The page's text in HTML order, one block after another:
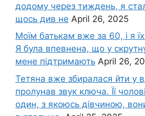
додому через тиждень, я
щось див не April 26, 2025
Моїм батькам вже за 60, і я
Я була впевнена, що у
мене підтримають April 26,
Тетяна вже збиралася йти у
пролунав звук ключа. Її
один, з якоюсь дівчиною,